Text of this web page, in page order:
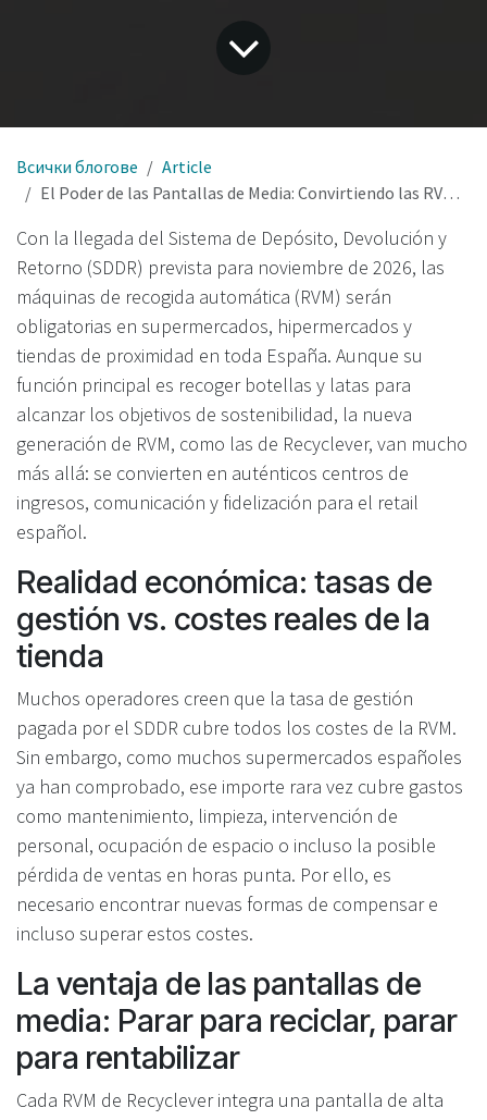
Всички блогове
Article
El Poder de las Pantallas de Media: Convirtiendo las RVM en Hubs de Ingresos y Engagement en el SDDR de España
Con la llegada del Sistema de Depósito, Devolución y
Retorno (SDDR) prevista para noviembre de 2026, las
máquinas de recogida automática (RVM) serán
obligatorias en supermercados, hipermercados y
tiendas de proximidad en toda España. Aunque su
función principal es recoger botellas y latas para
alcanzar los objetivos de sostenibilidad, la nueva
generación de RVM, como las de Recyclever, van mucho
más allá: se convierten en auténticos centros de
ingresos, comunicación y fidelización para el retail
español.
Realidad económica: tasas de
gestión vs. costes reales de la
tienda
Muchos operadores creen que la tasa de gestión
pagada por el SDDR cubre todos los costes de la RVM.
Sin embargo, como muchos supermercados españoles
ya han comprobado, ese importe rara vez cubre gastos
como mantenimiento, limpieza, intervención de
personal, ocupación de espacio o incluso la posible
pérdida de ventas en horas punta. Por ello, es
necesario encontrar nuevas formas de compensar e
incluso superar estos costes.
La ventaja de las pantallas de
media: Parar para reciclar, parar
para rentabilizar
Cada RVM de Recyclever integra una pantalla de alta